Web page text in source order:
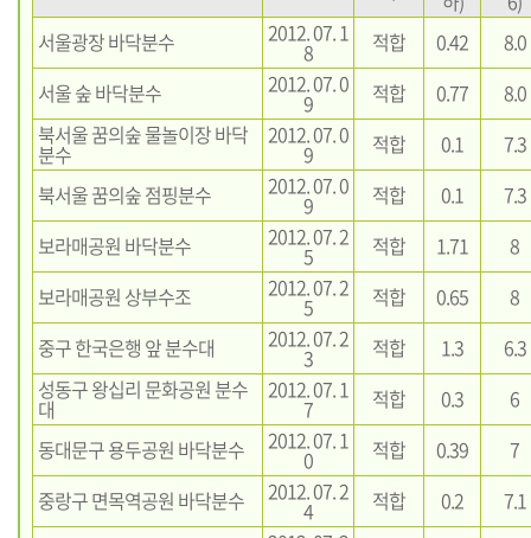
서울광장 바닥분수
2012. 07. 1
8 적합 0.42
8.0
서울 숲 바닥분수
2012. 07. 0
9 적합 0.77
8.0
북서울 꿈의숲 물놀이장 바닥
분수
2012. 07. 0
9 적합 0.1
7.3
북서울 꿈의숲 점핑분수
2012. 07. 0
9 적합 0.1
7.3
보라매공원 바닥분수
2012. 07. 2
5 적합 1.71
8
보라매공원 상부수조
2012. 07. 2
5 적합 0.65
8
중구 한국은행 앞 분수대
2012. 07. 2
3 적합 1.3
6.3
성동구 왕십리 문화공원 분수
대
2012. 07. 1
7 적합 0.3
6
동대문구 용두공원 바닥분수
2012. 07. 1
0 적합 0.39
7
중랑구 면목역공원 바닥분수
2012. 07. 2
4 적합 0.2
7.1